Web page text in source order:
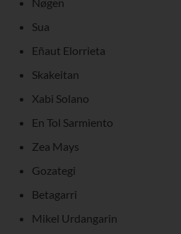
Sua
Eñaut Elorrieta
Skakeitan
Xabi Solano
En Tol Sarmiento
Zea Mays
Gozategi
Betagarri
Mikel Urdangarin